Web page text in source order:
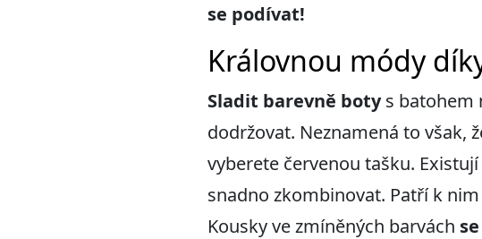
se podívat!
Královnou módy
Sladit barevně botys batohem
dodržovat. Neznamená to však,
vyberete červenou tašku. Existují
snadno zkombinovat. Patří k
Kousky ve zmíněných barvách